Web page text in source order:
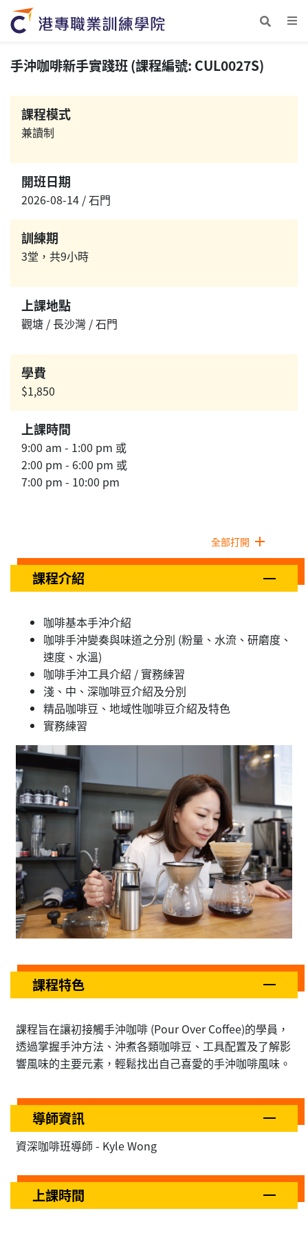
手沖咖啡新手實踐班 (課程編號: CUL0027S)
課程模式
兼讀制
開班日期
2026-08-14 / 石門
訓練期
3堂，共9小時
上課地點
觀塘 / 長沙灣 / 石門
學費
$1,850
上課時間
9:00 am - 1:00 pm 或
2:00 pm - 6:00 pm 或
7:00 pm - 10:00 pm
全部打開
課程介紹
咖啡基本手沖介紹
咖啡手沖變奏與味道之分別 (粉量、水流、研磨度、
速度、水溫)
咖啡手沖工具介紹 / 實務練習
淺、中、深咖啡豆介紹及分別
精品咖啡豆、地域性咖啡豆介紹及特色
實務練習
課程特色
課程旨在讓初接觸手沖咖啡 (Pour Over Coffee)的學員，
透過掌握手沖方法、沖煮各類咖啡豆、工具配置及了解影
響風味的主要元素，輕鬆找出自己喜愛的手沖咖啡風味。
導師資訊
資深咖啡班導師 - Kyle Wong
上課時間